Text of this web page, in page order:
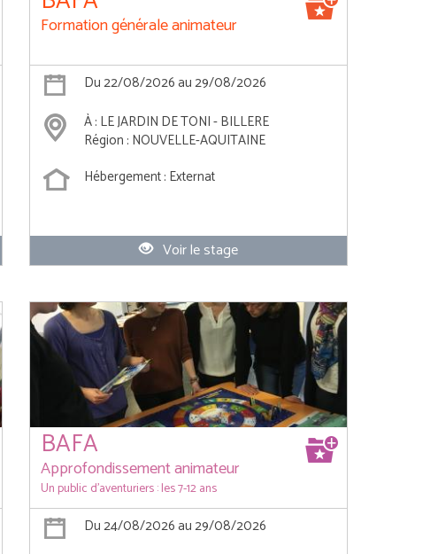
Formation générale animateur
Du 22/08/2026 au 29/08/2026
À : LE JARDIN DE TONI - BILLERE
Région : NOUVELLE-AQUITAINE
Hébergement : Externat
Voir le stage
BAFA
Approfondissement animateur
Un public d'aventuriers : les 7-12 ans
Du 24/08/2026 au 29/08/2026